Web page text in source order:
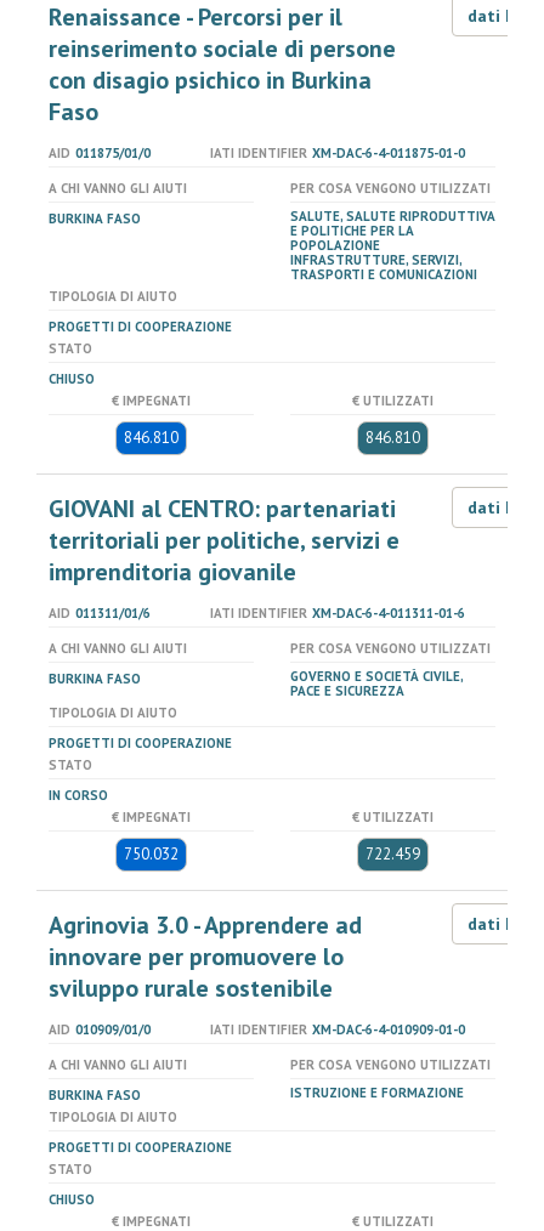
Renaissance - Percorsi per il
reinserimento sociale di persone
con disagio psichico in Burkina
Faso
dati LOD
AID 011875/01/0 IATI IDENTIFIER XM-DAC-6-4-011875-01-0
A CHI VANNO GLI AIUTI
BURKINA FASO
PER COSA VENGONO UTILIZZATI
SALUTE, SALUTE RIPRODUTTIVA
E POLITICHE PER LA
POPOLAZIONE
INFRASTRUTTURE, SERVIZI,
TRASPORTI E COMUNICAZIONI
TIPOLOGIA DI AIUTO
PROGETTI DI COOPERAZIONE
STATO
CHIUSO
€ IMPEGNATI
846.810
€ UTILIZZATI
846.810
GIOVANI al CENTRO: partenariati
territoriali per politiche, servizi e
imprenditoria giovanile
dati LOD
AID 011311/01/6 IATI IDENTIFIER XM-DAC-6-4-011311-01-6
A CHI VANNO GLI AIUTI
BURKINA FASO
PER COSA VENGONO UTILIZZATI
GOVERNO E SOCIETÀ CIVILE,
PACE E SICUREZZA
TIPOLOGIA DI AIUTO
PROGETTI DI COOPERAZIONE
STATO
IN CORSO
€ IMPEGNATI
750.032
€ UTILIZZATI
722.459
Agrinovia 3.0 - Apprendere ad
innovare per promuovere lo
sviluppo rurale sostenibile
dati LOD
AID 010909/01/0 IATI IDENTIFIER XM-DAC-6-4-010909-01-0
A CHI VANNO GLI AIUTI
BURKINA FASO
PER COSA VENGONO UTILIZZATI
ISTRUZIONE E FORMAZIONE
TIPOLOGIA DI AIUTO
PROGETTI DI COOPERAZIONE
STATO
CHIUSO
€ IMPEGNATI
€ UTILIZZATI